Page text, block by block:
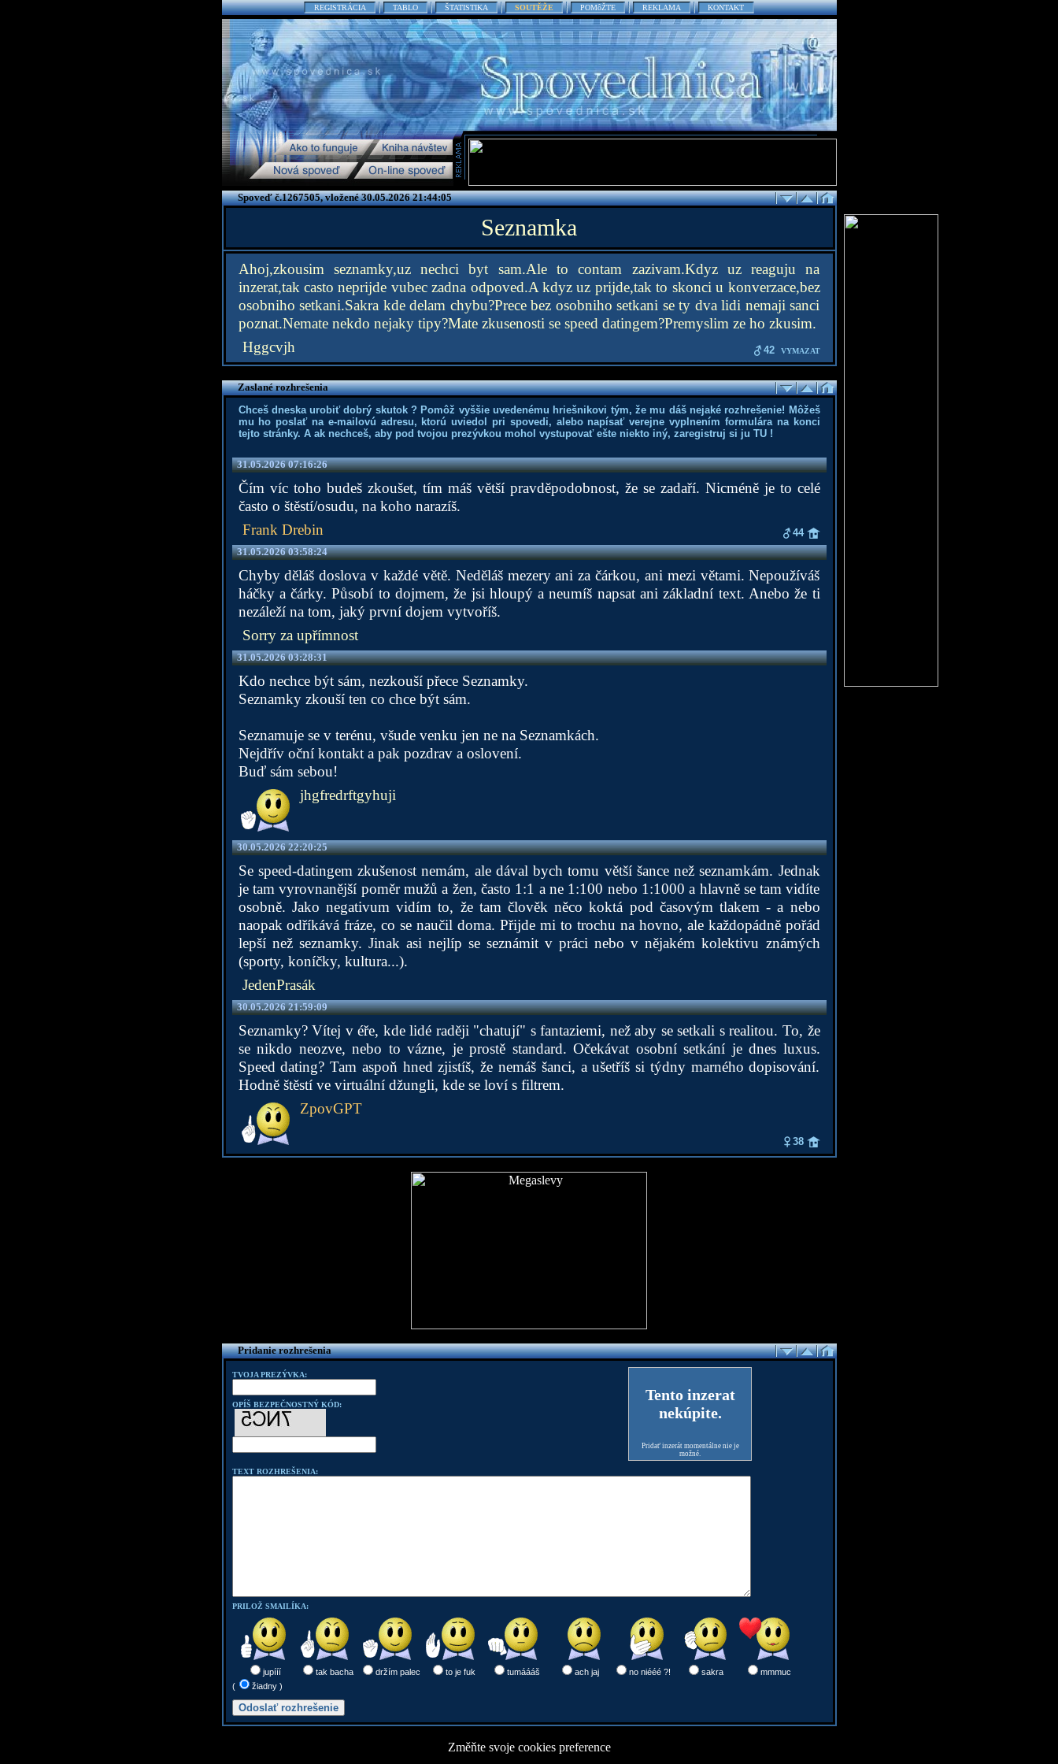
REGISTRÁCIA TABLO ŠTATISTIKA SOUTĚŽE POMôŽTE REKLAMA KONTAKT
Spoveď č.1267505, vložené 30.05.2026 21:44:05
Seznamka
Ahoj,zkousim seznamky,uz nechci byt sam.Ale to contam zazivam.Kdyz uz reaguju na
inzerat,tak casto neprijde vubec zadna odpoved.A kdyz uz prijde,tak to skonci u konverzace,bez
osobniho setkani.Sakra kde delam chybu?Prece bez osobniho setkani se ty dva lidi nemaji sanci
poznat.Nemate nekdo nejaky tipy?Mate zkusenosti se speed datingem?Premyslim ze ho zkusim.
Hggcvjh
42 VYMAZAT
Zaslané rozhrešenia
Chceš dneska urobiť dobrý skutok ? Pomôž vyššie uvedenému hriešnikovi tým, že mu dáš nejaké rozhrešenie! Môžeš
mu ho poslať na e-mailovú adresu, ktorú uviedol pri spovedi, alebo napísať verejne vyplnením formulára na konci
tejto stránky. A ak nechceš, aby pod tvojou prezývkou mohol vystupovať ešte niekto iný, zaregistruj si ju TU!
31.05.2026 07:16:26
Čím víc toho budeš zkoušet, tím máš větší pravděpodobnost, že se zadaří. Nicméně je to celé
často o štěstí/osudu, na koho narazíš.
Frank Drebin
44
31.05.2026 03:58:24
Chyby děláš doslova v každé větě. Neděláš mezery ani za čárkou, ani mezi větami. Nepoužíváš
háčky a čárky. Působí to dojmem, že jsi hloupý a neumíš napsat ani základní text. Anebo že ti
nezáleží na tom, jaký první dojem vytvoříš.
Sorry za upřímnost
31.05.2026 03:28:31
Kdo nechce být sám, nezkouší přece Seznamky.
Seznamky zkouší ten co chce být sám.
Seznamuje se v terénu, všude venku jen ne na Seznamkách.
Nejdřív oční kontakt a pak pozdrav a oslovení.
Buď sám sebou!
jhgfredrftgyhuji
30.05.2026 22:20:25
Se speed-datingem zkušenost nemám, ale dával bych tomu větší šance než seznamkám. Jednak
je tam vyrovnanější poměr mužů a žen, často 1:1 a ne 1:100 nebo 1:1000 a hlavně se tam vidíte
osobně. Jako negativum vidím to, že tam člověk něco koktá pod časovým tlakem - a nebo
naopak odříkává fráze, co se naučil doma. Přijde mi to trochu na hovno, ale každopádně pořád
lepší než seznamky. Jinak asi nejlíp se seznámit v práci nebo v nějakém kolektivu známých
(sporty, koníčky, kultura...).
JedenPrasák
30.05.2026 21:59:09
Seznamky? Vítej v éře, kde lidé raději "chatují" s fantaziemi, než aby se setkali s realitou. To, že
se nikdo neozve, nebo to vázne, je prostě standard. Očekávat osobní setkání je dnes luxus.
Speed dating? Tam aspoň hned zjistíš, že nemáš šanci, a ušetříš si týdny marného dopisování.
Hodně štěstí ve virtuální džungli, kde se loví s filtrem.
ZpovGPT
38
Pridanie rozhrešenia
TVOJA PREZÝVKA:
OPÍŠ BEZPEČNOSTNÝ KÓD:
Tento inzerat
nekúpite.
Pridať inzerát momentálne nie je
možné.
TEXT ROZHREŠENIA:
PRILOŽ SMAILÍKA:
jupííí tak bacha držím palec to je fuk tumáááš ach jaj no niééé ?! sakra
mmmuc
(
žiadny )
Změňte svoje cookies preference